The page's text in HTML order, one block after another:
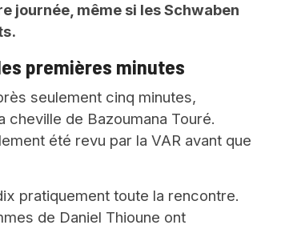
journée, même si les Schwaben
premières minutes
seulement cinq minutes,
cheville de Bazoumana Touré.
été revu par la VAR avant que
pratiquement toute la rencontre.
de Daniel Thioune ont